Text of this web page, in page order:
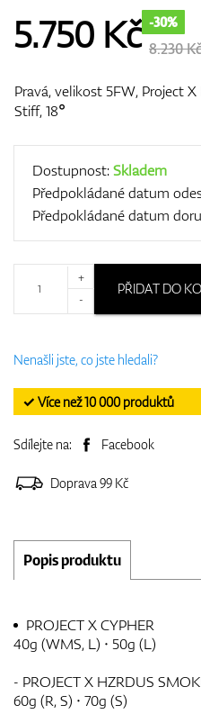
5.750 Kč -30%
8.230 Kč
Pravá, velikost 5FW, Project
Stiff, 18°
Dostupnost:Skladem
Předpokládané datum
Předpokládané datum
+
-
PŘIDAT DO
Nenašli jste, co jste hledali?
✓ Více než 10 000 produktů
Sdílejte na: Facebook
Doprava 99 Kč
Popis produktu
PROJECT X CYPHER
40g (WMS, L) · 50g (L)
- PROJECT X HZRDUS
60g (R, S) · 70g (S)